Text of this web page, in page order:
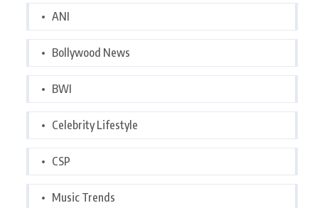
ANI
Bollywood News
BWI
Celebrity Lifestyle
CSP
Music Trends